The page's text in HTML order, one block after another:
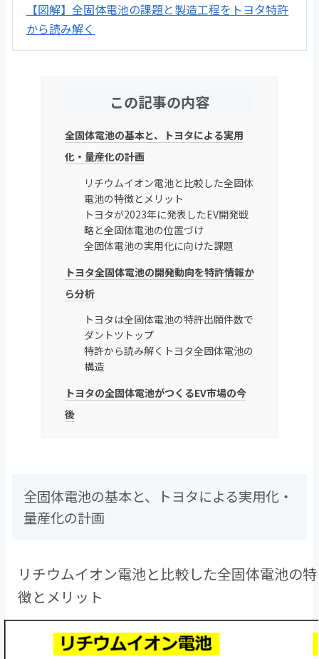
【図解】全固体電池の課題と製造工程をトヨタ特許
から読み解く
この記事の内容
全固体電池の基本と、トヨタによる実用
化・量産化の計画
リチウムイオン電池と比較した全固体
電池の特徴とメリット
トヨタが2023年に発表したEV開発戦
略と全固体電池の位置づけ
全固体電池の実用化に向けた課題
トヨタ全固体電池の開発動向を特許情報か
ら分析
トヨタは全固体電池の特許出願件数で
ダントツトップ
特許から読み解くトヨタ全固体電池の
構造
トヨタの全固体電池がつくるEV市場の今
後
全固体電池の基本と、トヨタによる実用化・
量産化の計画
リチウムイオン電池と比較した全固体電池の特
徴とメリット